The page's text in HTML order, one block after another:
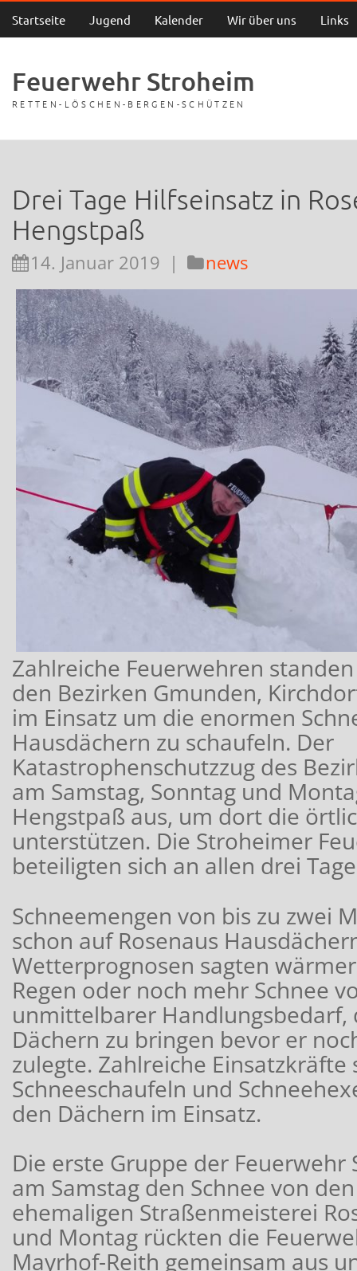
Startseite Jugend Kalender Wir über uns Links
Feuerwehr Stroheim
RETTEN-LÖSCHEN-BERGEN-SCHÜTZEN
Drei Tage Hilfseinsatz in
Hengstpaß
14. Januar 2019 | news
Zahlreiche Feuerwehren
den Bezirken Gmunden,
im Einsatz um die enormen
Hausdächern zu schaufeln. Der
Katastrophenschutzzug des
am Samstag, Sonntag und
Hengstpaß aus, um dort die
unterstützen. Die Stroheimer
beteiligten sich an allen drei
Schneemengen von bis zu zwei
schon auf Rosenaus
Wetterprognosen sagten
Regen oder noch mehr Schnee
unmittelbarer Handlungsbedarf,
Dächern zu bringen bevor er
zulegte. Zahlreiche
Schneeschaufeln und
den Dächern im Einsatz.
Die erste Gruppe der
am Samstag den Schnee von
ehemaligen Straßenmeisterei
und Montag rückten die
Mayrhof-Reith gemeinsam aus